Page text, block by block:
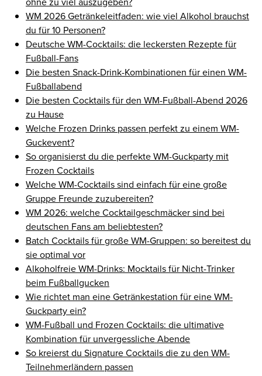
WM 2026 Getränkeleitfaden: wie viel Alkohol brauchst
du für 10 Personen?
Deutsche WM-Cocktails: die leckersten Rezepte für
Fußball-Fans
Die besten Snack-Drink-Kombinationen für einen WM-
Fußballabend
Die besten Cocktails für den WM-Fußball-Abend 2026
zu Hause
Welche Frozen Drinks passen perfekt zu einem WM-
Guckevent?
So organisierst du die perfekte WM-Guckparty mit
Frozen Cocktails
Welche WM-Cocktails sind einfach für eine große
Gruppe Freunde zuzubereiten?
WM 2026: welche Cocktailgeschmäcker sind bei
deutschen Fans am beliebtesten?
Batch Cocktails für große WM-Gruppen: so bereitest du
sie optimal vor
Alkoholfreie WM-Drinks: Mocktails für Nicht-Trinker
beim Fußballgucken
Wie richtet man eine Getränkestation für eine WM-
Guckparty ein?
WM-Fußball und Frozen Cocktails: die ultimative
Kombination für unvergessliche Abende
So kreierst du Signature Cocktails die zu den WM-
Teilnehmerländern passen